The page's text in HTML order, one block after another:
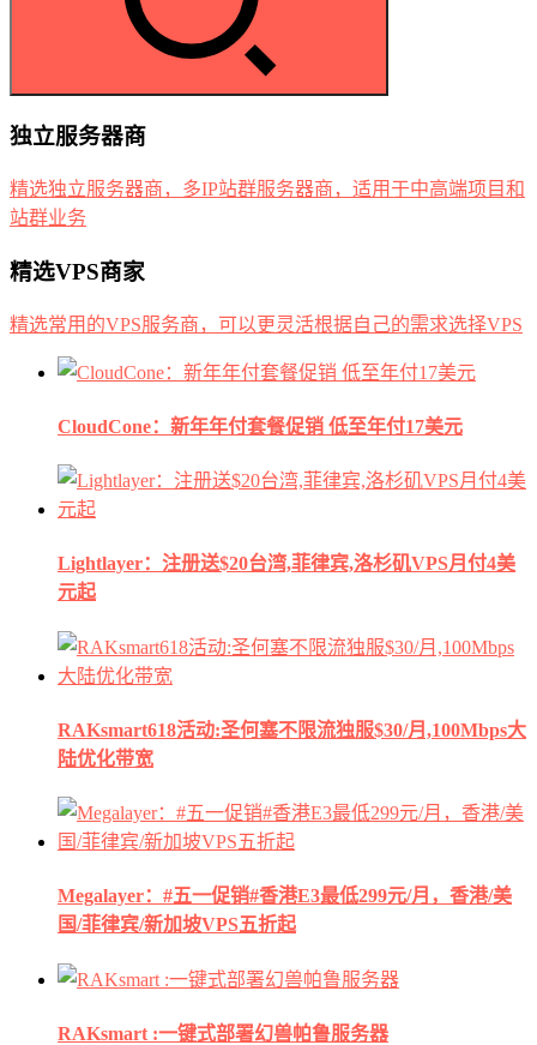
独立服务器商
精选独立服务器商，多IP站群服务器商，适用于中高端项目和
站群业务
精选VPS商家
精选常用的VPS服务商，可以更灵活根据自己的需求选择VPS
CloudCone：新年年付套餐促销 低至年付17美元
Lightlayer：注册送$20台湾,菲律宾,洛杉矶VPS月付4美
元起
RAKsmart618活动:圣何塞不限流独服$30/月,100Mbps大
陆优化带宽
Megalayer：#五一促销#香港E3最低299元/月，香港/美
国/菲律宾/新加坡VPS五折起
RAKsmart :一键式部署幻兽帕鲁服务器